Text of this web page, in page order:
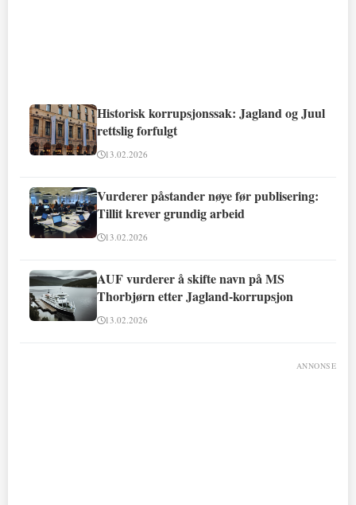
Historisk korrupsjonssak: Jagland og Juul
rettslig forfulgt
13.02.2026
Vurderer påstander nøye før publisering:
Tillit krever grundig arbeid
13.02.2026
AUF vurderer å skifte navn på MS
Thorbjørn etter Jagland-korrupsjon
13.02.2026
ANNONSE